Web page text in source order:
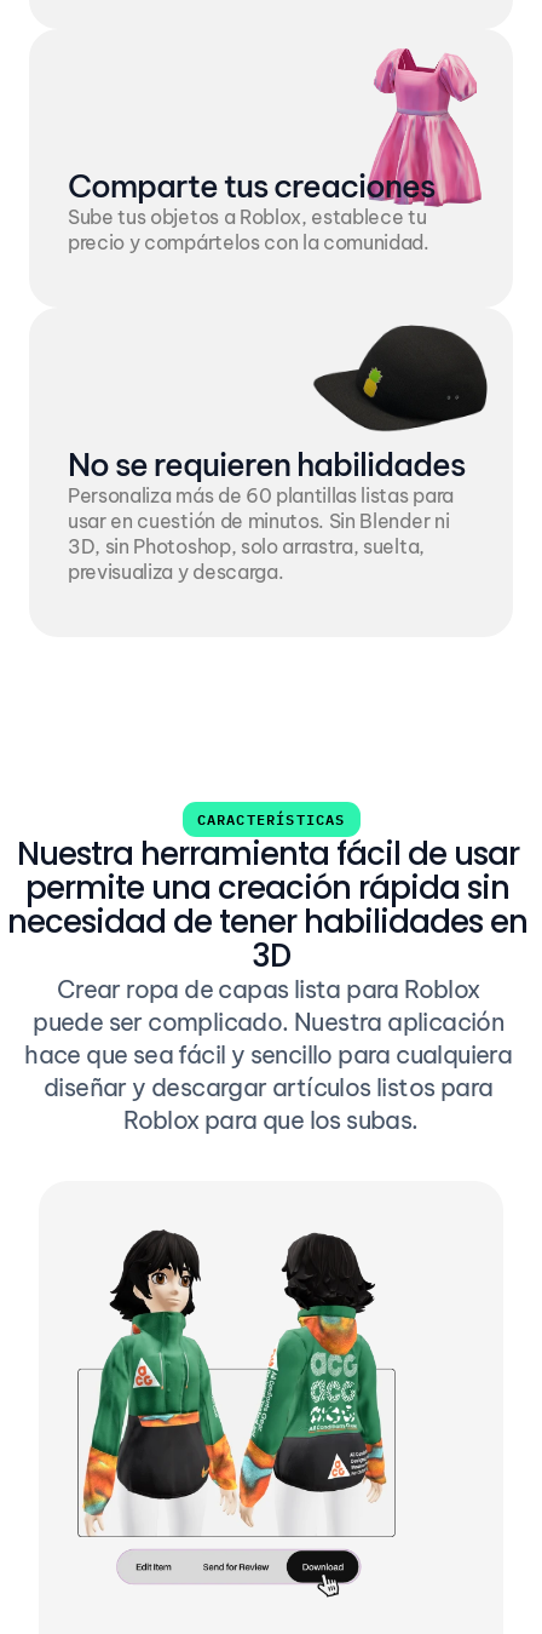
No se requieren habilidades
Personaliza más de 60 plantillas listas para
usar en cuestión de minutos. Sin Blender ni
3D, sin Photoshop, solo arrastra, suelta,
previsualiza y descarga.
Comparte tus creaciones
Sube tus objetos a Roblox, establece tu
precio y compártelos con la comunidad.
CARACTERÍSTICAS
Nuestra herramienta fácil de usar
permite una creación rápida sin
necesidad de tener habilidades en
3D
Crear ropa de capas lista para Roblox
puede ser complicado. Nuestra aplicación
hace que sea fácil y sencillo para cualquiera
diseñar y descargar artículos listos para
Roblox para que los subas.